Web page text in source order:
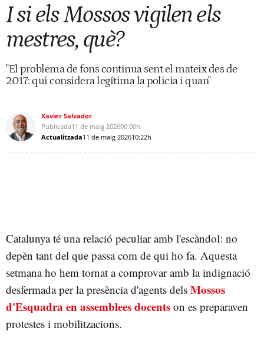
I si els Mossos vigilen els
mestres, què?
"El problema de fons continua sent el mateix des de
2017: qui considera legítima la policia i quan"
Xavier Salvador
Publicada11 de maig 202600:00h
Actualitzada11 de maig 202610:22h
Catalunya té una relació peculiar amb l'escàndol: no
depèn tant del que passa com de qui ho fa. Aquesta
setmana ho hem tornat a comprovar amb la indignació
desfermada per la presència d'agents dels Mossos
d'Esquadra en assemblees docents on es preparaven
protestes i mobilitzacions.